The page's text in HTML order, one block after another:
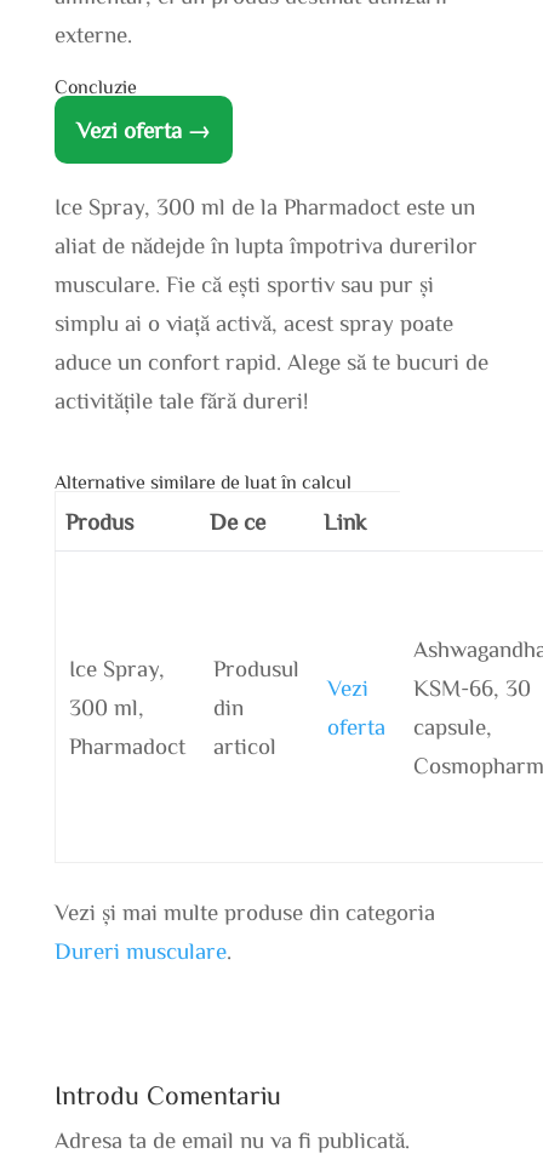
externe.
Concluzie
Vezi oferta →
Ice Spray, 300 ml de la Pharmadoct este un
aliat de nădejde în lupta împotriva durerilor
musculare. Fie că ești sportiv sau pur și
simplu ai o viață activă, acest spray poate
aduce un confort rapid. Alege să te bucuri de
activitățile tale fără dureri!
Alternative similare de luat în calcul
Produs De ce Link
Ice Spray,
300 ml,
Pharmadoct
Produsul
din
articol
Vezi
oferta
KSM-66, 30
capsule,
Cosmopharm
Vezi și mai multe produse din categoria
Dureri musculare.
Introdu Comentariu
Adresa ta de email nu va fi publicată.